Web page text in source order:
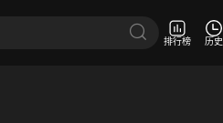
排行榜 历史